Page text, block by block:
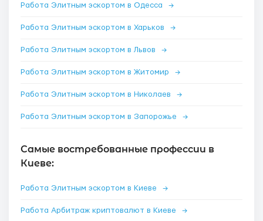
Работа Элитным эскортом в Одесса →
Работа Элитным эскортом в Харьков →
Работа Элитным эскортом в Львов →
Работа Элитным эскортом в Житомир →
Работа Элитным эскортом в Николаев →
Работа Элитным эскортом в Запорожье →
Самые востребованные профессии в
Киеве:
Работа Элитным эскортом в Киеве →
Работа Арбитраж криптовалют в Киеве →